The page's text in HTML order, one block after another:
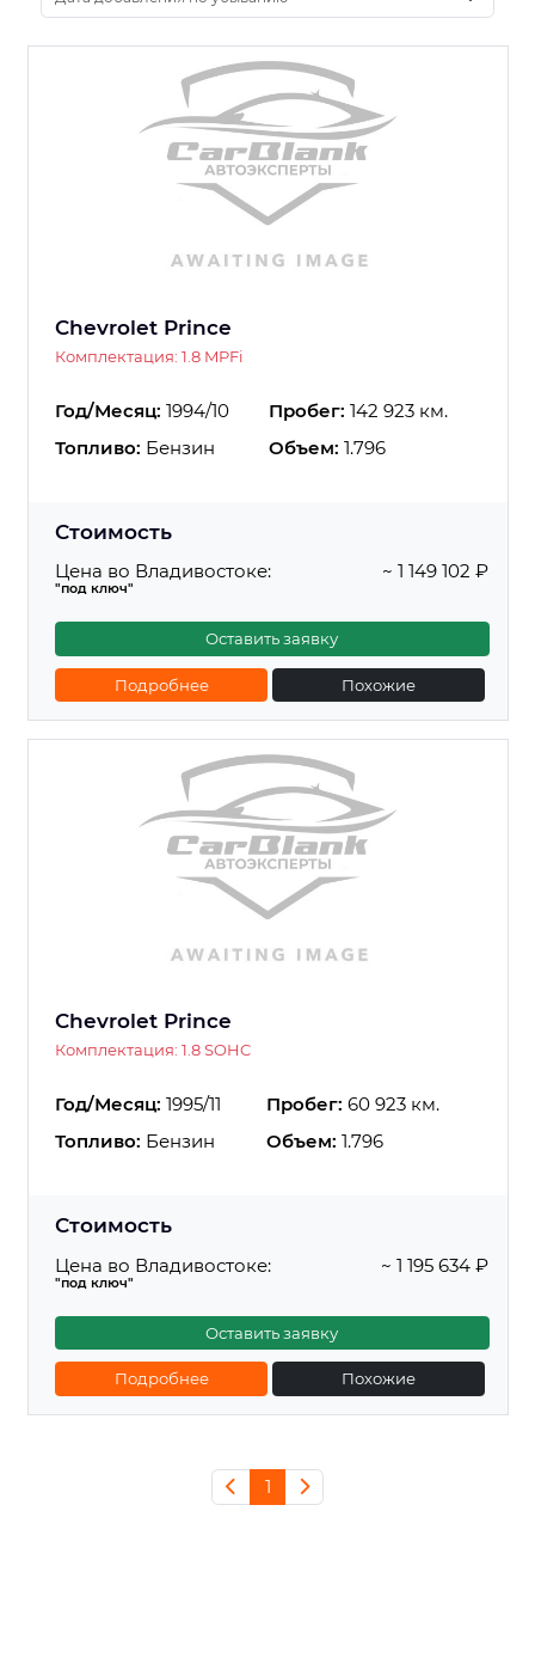
Chevrolet Prince
Комплектация: 1.8 MPFi
Год/Месяц: 1994/10 Пробег: 142 923 км.
Топливо: Бензин Объем: 1.796
Стоимость
Цена во Владивостоке:
"под ключ"
~ 1 149 102 ₽
Оставить заявку
Подробнее Похожие
Chevrolet Prince
Комплектация: 1.8 SOHC
Год/Месяц: 1995/11 Пробег: 60 923 км.
Топливо: Бензин Объем: 1.796
Стоимость
Цена во Владивостоке:
"под ключ"
~ 1 195 634 ₽
Оставить заявку
Подробнее Похожие
1